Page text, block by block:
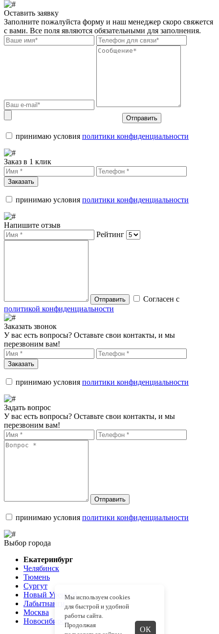
Оставить заявку
Заполните пожалуйста форму и наш менеджер скоро свяжется
с вами. Все поля являются обязательными для заполнения.
Отправить
принимаю условия политики конфиденциальности
Заказ в 1 клик
Заказать
принимаю условия политики конфиденциальности
Напишите отзыв
Рейтинг
Отправить
Согласен с
политикой конфиденциальности
Заказать звонок
У вас есть вопросы? Оставьте свои контакты, и мы
перезвоним вам!
Заказать
принимаю условия политики конфиденциальности
Задать вопрос
У вас есть вопросы? Оставьте свои контакты, и мы
перезвоним вам!
Отправить
принимаю условия политики конфиденциальности
Выбор города
Екатеринбург
Челябинск
Тюмень
Сургут
Новый Уренгой
Лабытнанги
Москва
Новосибирск
Мы используем cookies
для быстрой и удобной
работы сайта.
Продолжая
ОК